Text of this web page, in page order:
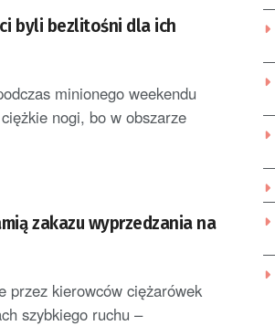
byli bezlitośni dla ich
minionego weekendu
nogi, bo w obszarze
zakazu wyprzedzania na
przez kierowców ciężarówek
szybkiego ruchu –